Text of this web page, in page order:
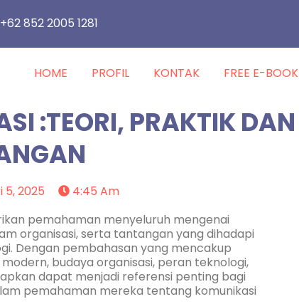
+62 852 2005 1281
HOME PROFIL KONTAK FREE E-BOOK
:TEORI, PRAKTIK DAN
5, 2025
4:45 Am
pemahaman menyeluruh mengenai
organisasi, serta tantangan yang dihadapi
Dengan pembahasan yang mencakup
budaya organisasi, peran teknologi,
dapat menjadi referensi penting bagi
pemahaman mereka tentang komunikasi